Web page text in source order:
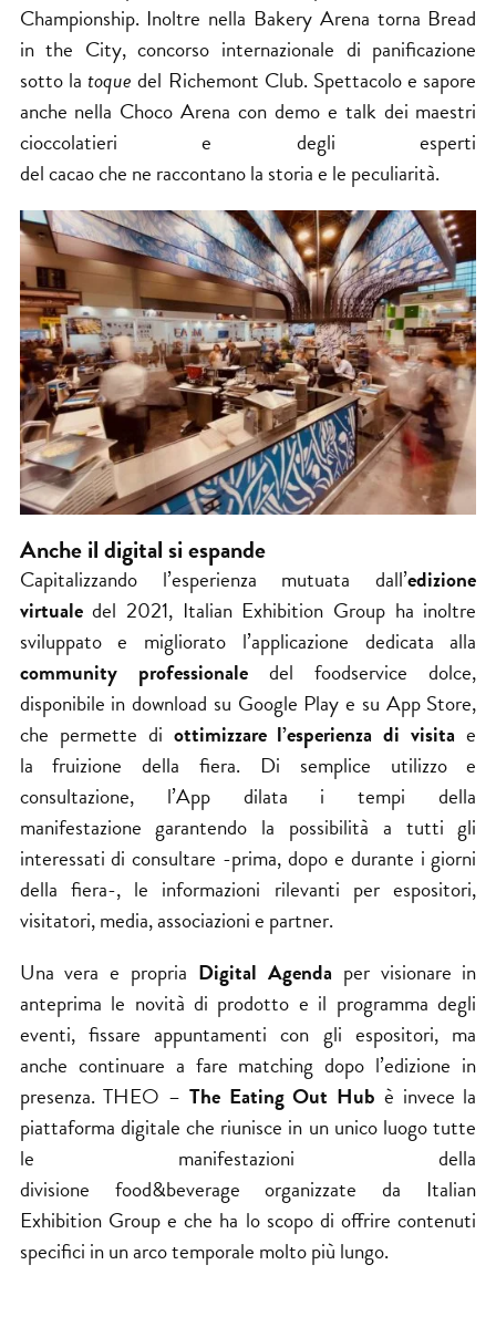
Championship. Inoltre nella Bakery Arena torna Bread
in the City, concorso internazionale di panificazione
sotto latoquedel Richemont Club. Spettacolo e sapore
anche nella Choco Arena con demo e talk dei maestri
cioccolatieri e degli esperti
del cacao che ne raccontano la storia e le peculiarità.
Anche il digital si espande
Capitalizzando l’esperienza mutuata dall’edizione
virtualedel 2021, Italian Exhibition Group ha inoltre
sviluppato e migliorato l’applicazione dedicata alla
community professionaledel foodservice dolce,
disponibile in download su Google Play e su App Store,
che permette di ottimizzare l’esperienza di visita e
la fruizione della fiera. Di semplice utilizzo e
consultazione, l’App dilata i tempi della
manifestazione garantendo la possibilità a tutti gli
interessati di consultare -prima, dopo e durante i giorni
della fiera-, le informazioni rilevanti per espositori,
visitatori, media, associazioni e partner.
Una vera e propria Digital Agenda per visionare in
anteprima le novità di prodotto e il programma degli
eventi, fissare appuntamenti con gli espositori, ma
anche continuare a fare matching dopo l’edizione in
presenza. THEO – The Eating Out Hub è invece la
piattaforma digitale che riunisce in un unico luogo tutte
le manifestazioni della
divisione food&beverage organizzate da Italian
Exhibition Group e che ha lo scopo di offrire contenuti
specifici in un arco temporale molto più lungo.